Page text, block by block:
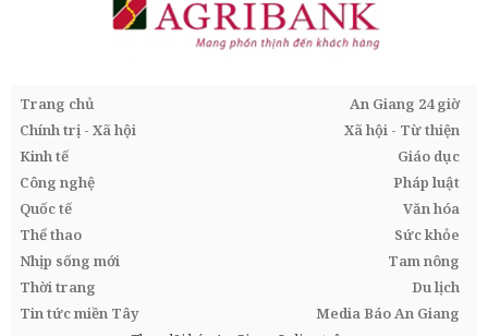
Trang chủ
An Giang 24 giờ
Chính trị - Xã hội
Xã hội - Từ thiện
Kinh tế
Giáo dục
Công nghệ
Pháp luật
Quốc tế
Văn hóa
Thể thao
Sức khỏe
Nhịp sống mới
Tam nông
Thời trang
Du lịch
Tin tức miền Tây
Media Báo An Giang